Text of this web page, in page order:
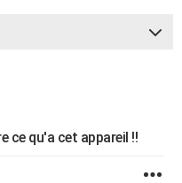
ce qu'a cet appareil !!